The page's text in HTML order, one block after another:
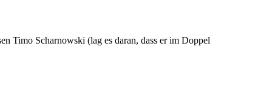
Timo Scharnowski (lag es daran, dass er im Doppel